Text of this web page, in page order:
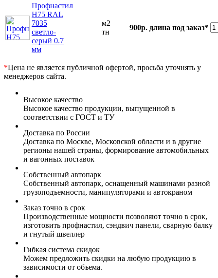
Профнастил
Н75 RAL
7035
светло-
серый 0.7
мм
м2
тн
900р. длина под заказ*
*Цена не является публичной офертой, просьба уточнять у
менеджеров сайта.
Высокое качество
Высокое качество продукции, выпущенной в
соответствии с ГОСТ и ТУ
Доставка по России
Доставка по Москве, Московской области и в другие
регионы нашей страны, формирование автомобильных
и вагонных поставок
Собственный автопарк
Собственный автопарк, оснащенный машинами разной
грузоподъемности, манипуляторами и автокраном
Заказ точно в срок
Производственные мощности позволяют точно в срок,
изготовить профнастил, сэндвич панели, сварную балку
и гнутый швеллер
Гибкая система скидок
Можем предложить скидки на любую продукцию в
зависимости от объема.